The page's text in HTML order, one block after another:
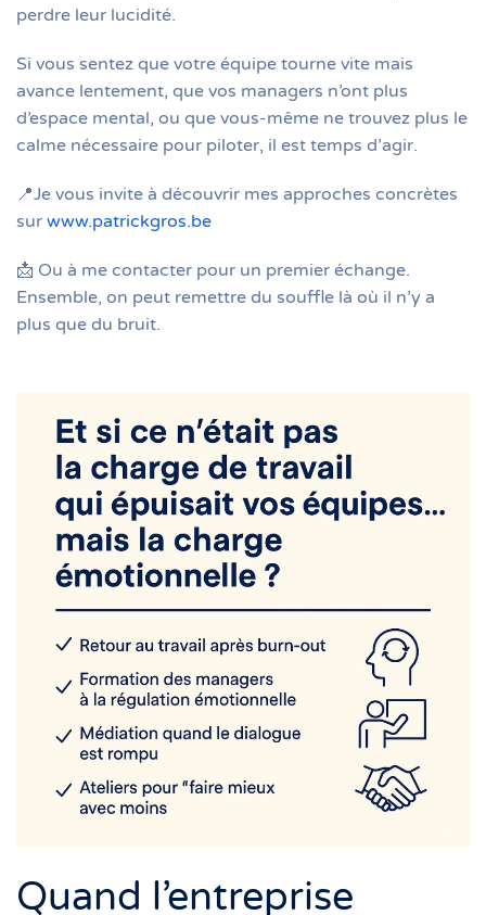
perdre leur lucidité.
Si vous sentez que votre équipe tourne vite mais
avance lentement, que vos managers n’ont plus
d’espace mental, ou que vous-même ne trouvez plus le
calme nécessaire pour piloter, il est temps d’agir.
📍Je vous invite à découvrir mes approches concrètes
sur www.patrickgros.be
📩 Ou à me contacter pour un premier échange.
Ensemble, on peut remettre du souffle là où il n’y a
plus que du bruit.
Quand l’entreprise